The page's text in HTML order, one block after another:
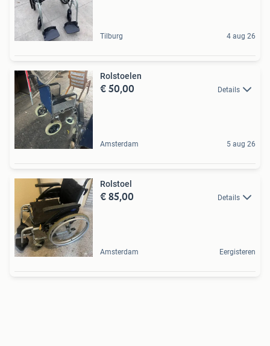
Tilburg 4 aug 26
Rolstoelen
€ 50,00 Details
Amsterdam 5 aug 26
Rolstoel
€ 85,00 Details
Amsterdam Eergisteren